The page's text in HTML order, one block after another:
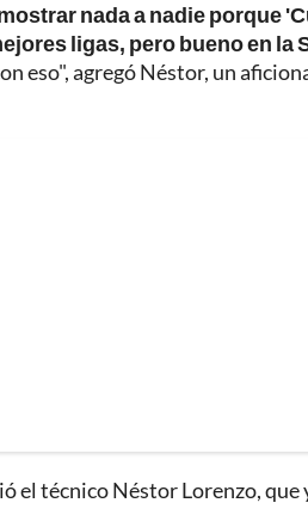
nada a nadie porque
ligas, pero bueno en la
eso", agregó Néstor, un
el técnico Néstor Lorenzo, que